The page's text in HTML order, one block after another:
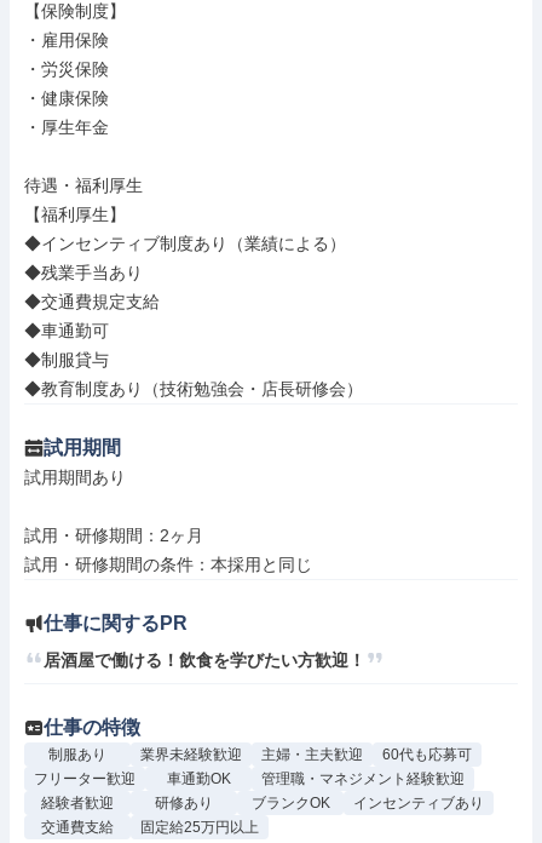
【保険制度】
・雇用保険
・労災保険
・健康保険
・厚生年金
待遇・福利厚生
【福利厚生】
◆インセンティブ制度あり（業績による）
◆残業手当あり
◆交通費規定支給
◆車通勤可
◆制服貸与
◆教育制度あり（技術勉強会・店長研修会）
試用期間
試用期間あり
試用・研修期間：2ヶ月
仕事に関するPR
居酒屋で働ける！飲食を学びたい方歓迎！
仕事の特徴
制服あり 業界未経験歓迎 主婦・主夫歓迎
60代も応募可
フリーター歓迎
車通勤OK
管理職・マネジメント経験歓迎
経験者歓迎
研修あり ブランクOK
インセンティブあり
交通費支給
固定給25万円以上